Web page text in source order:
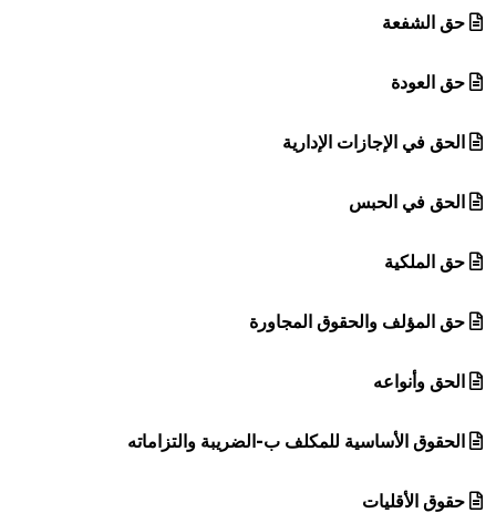
حق الشفعة
حق العودة
الحق في الإجازات الإدارية
الحق في الحبس
حق الملكية
حق المؤلف والحقوق المجاورة
الحق وأنواعه
الحقوق الأساسية للمكلف ب-الضريبة والتزاماته
حقوق الأقليات